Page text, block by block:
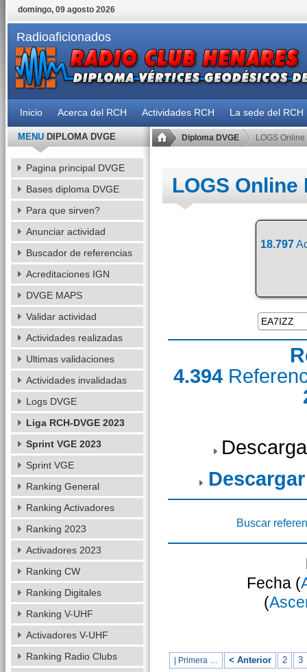
domingo, 09 agosto 2026
Radioaficionados
Inicio Acerca del RCH Actividades RCH La sede del RCH
Diploma DVGE LOGS Online
LOGS Online
18.797
4.394
Buscar
Fecha (
(
| Primera … < Anterior 2 3
MENUDIPLOMA DVGE
Pagina principal DVGE
Bases diploma DVGE
Para que sirven?
Anunciar actividad
Buscador de referencias
Acreditaciones IGN
DVGE MAPS
Validar actividad
Actividades realizadas
Ultimas validaciones
Actividades invalidadas
Logs DVGE
Liga RCH-DVGE 2023
Sprint VGE 2023
Sprint VGE
Ranking General
Ranking Activadores
Ranking 2023
Activadores 2023
Ranking CW
Ranking Digitales
Ranking V-UHF
Activadores V-UHF
Ranking Radio Clubs